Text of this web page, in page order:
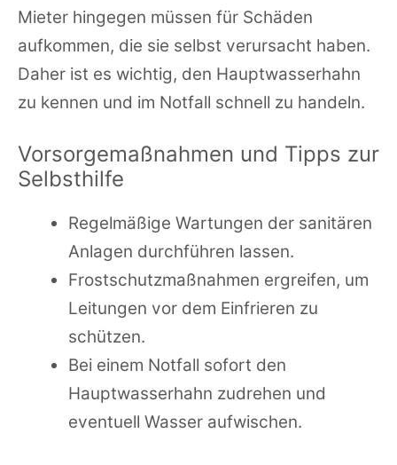
Mieter hingegen müssen für Schäden
aufkommen, die sie selbst verursacht haben.
Daher ist es wichtig, den Hauptwasserhahn
zu kennen und im Notfall schnell zu handeln.
Vorsorgemaßnahmen und Tipps zur
Selbsthilfe
Regelmäßige Wartungen der sanitären
Anlagen durchführen lassen.
Frostschutzmaßnahmen ergreifen, um
Leitungen vor dem Einfrieren zu
schützen.
Bei einem Notfall sofort den
Hauptwasserhahn zudrehen und
eventuell Wasser aufwischen.